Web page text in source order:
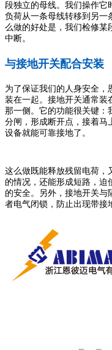
段独立的母线。我们操作它
负荷从一条母线转移到另一
么做的好处是，我们检修某
中断。
与接地开关配合安装
为了保证我们的人身安全，
装在一起。接地开关通常装
那一侧。它的功能很关键：
分闸，形成断开点，接着马
设备就能可靠接地了。
这么做既能释放残留电荷，
的情况，还能形成短路，迫
的安全。另外，接地开关与
者电气闭锁，防止出现带接